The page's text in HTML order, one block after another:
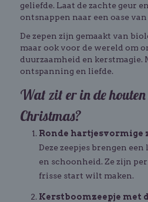
geliefde. Laat de zachte geur
ontsnappen naar een oase
De zepen zijn gemaakt van
maar ook voor de wereld om
duurzaamheid en kerstmagie.
ontspanning en liefde.
Wat zit er in de
Christmas?
Ronde hartjesvormige
Deze zeepjes brengen
en schoonheid. Ze zijn
frisse start wilt maken.
Kerstboomzeepje met